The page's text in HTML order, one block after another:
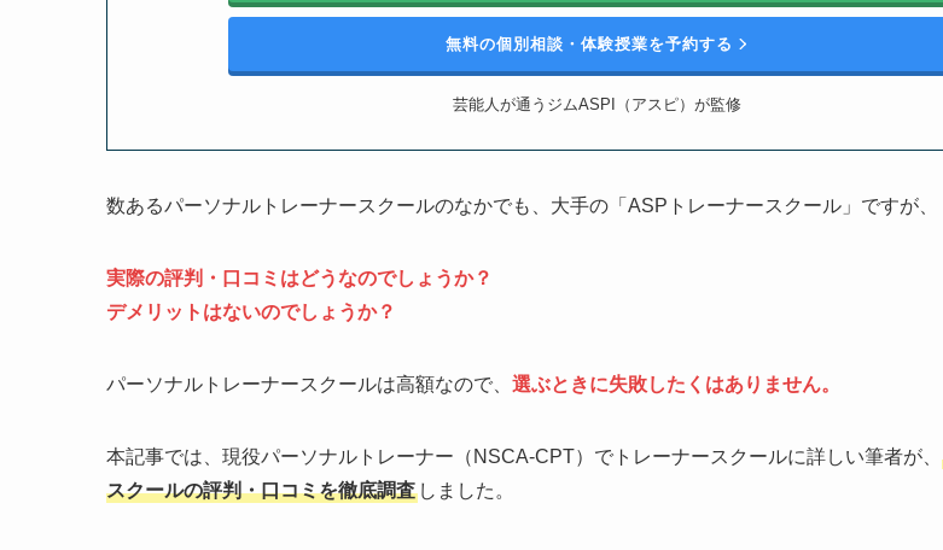
無料の個別相談・体験授業を予約する
芸能人が通うジムASPI（アスピ）が監修
数あるパーソナルトレーナースクールのなかでも、大手の「ASPトレーナースクール」ですが、
実際の評判・口コミはどうなのでしょうか？
デメリットはないのでしょうか？
パーソナルトレーナースクールは高額なので、 選ぶときに失敗したくはありません。
本記事では、現役パーソナルトレーナー（NSCA-CPT）でトレーナースクールに詳しい筆者が、
スクールの評判・口コミを徹底調査 しました。